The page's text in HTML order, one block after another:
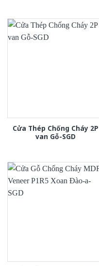
Cửa Thép Chống Cháy 2P
van Gỗ-SGD